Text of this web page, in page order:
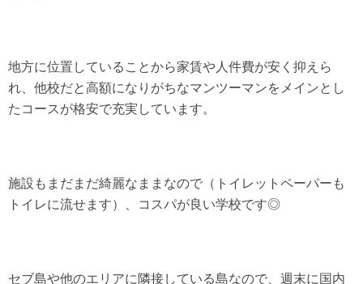
地方に位置していることから家賃や人件費が安く抑えら
れ、他校だと高額になりがちなマンツーマンをメインとし
たコースが格安で充実しています。
施設もまだまだ綺麗なままなので（トイレットペーパーも
トイレに流せます）、コスパが良い学校です◎
セブ島や他のエリアに隣接している島なので、週末に国内